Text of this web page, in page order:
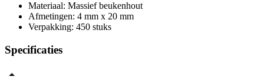
Materiaal: Massief beukenhout
Afmetingen: 4 mm x 20 mm
Verpakking: 450 stuks
Specificaties